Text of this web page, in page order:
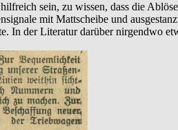
sein, zu wissen, dass die
mit Mattscheibe und
In der Literatur darüber nirgendwo